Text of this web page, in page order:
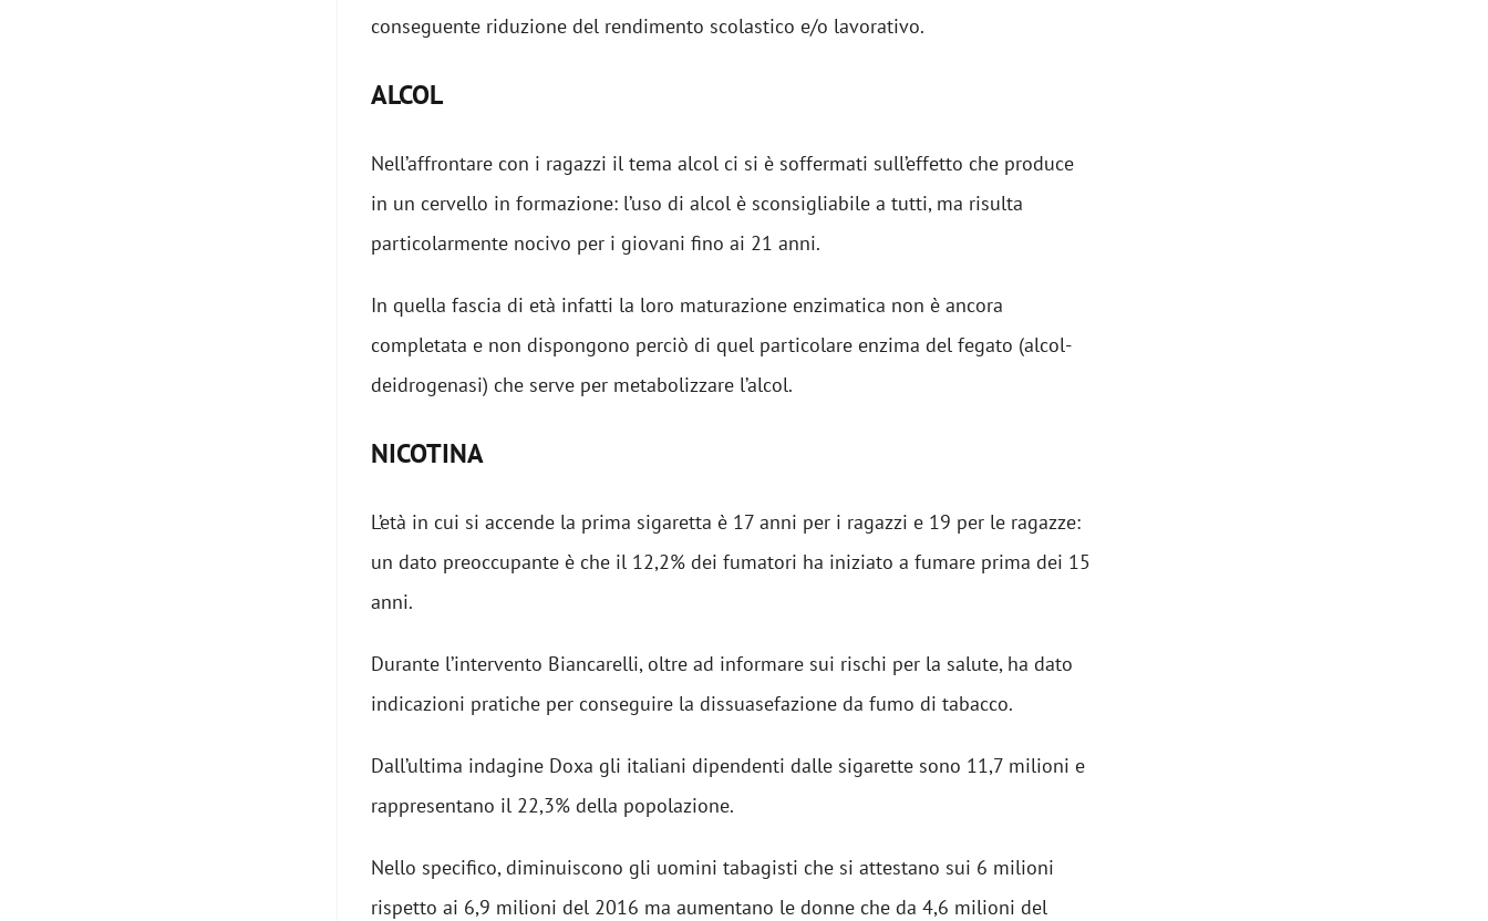
conseguente riduzione del rendimento scolastico e/o lavorativo.
ALCOL
Nell’affrontare con i ragazzi il tema alcol ci si è soffermati sull’effetto che produce
in un cervello in formazione: l’uso di alcol è sconsigliabile a tutti, ma risulta
particolarmente nocivo per i giovani fino ai 21 anni.
In quella fascia di età infatti la loro maturazione enzimatica non è ancora
completata e non dispongono perciò di quel particolare enzima del fegato (alcol-
deidrogenasi) che serve per metabolizzare l’alcol.
NICOTINA
L’età in cui si accende la prima sigaretta è 17 anni per i ragazzi e 19 per le ragazze:
un dato preoccupante è che il 12,2% dei fumatori ha iniziato a fumare prima dei 15
anni.
Durante l’intervento Biancarelli, oltre ad informare sui rischi per la salute, ha dato
indicazioni pratiche per conseguire la dissuasefazione da fumo di tabacco.
Dall’ultima indagine Doxa gli italiani dipendenti dalle sigarette sono 11,7 milioni e
rappresentano il 22,3% della popolazione.
Nello specifico, diminuiscono gli uomini tabagisti che si attestano sui 6 milioni
rispetto ai 6,9 milioni del 2016 ma aumentano le donne che da 4,6 milioni del